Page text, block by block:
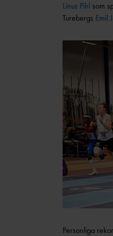
Linus Pihl som
Turebergs Emil
Personliga